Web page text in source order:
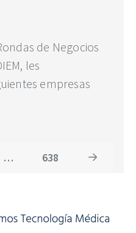
de Negocios
les
empresas
… 638